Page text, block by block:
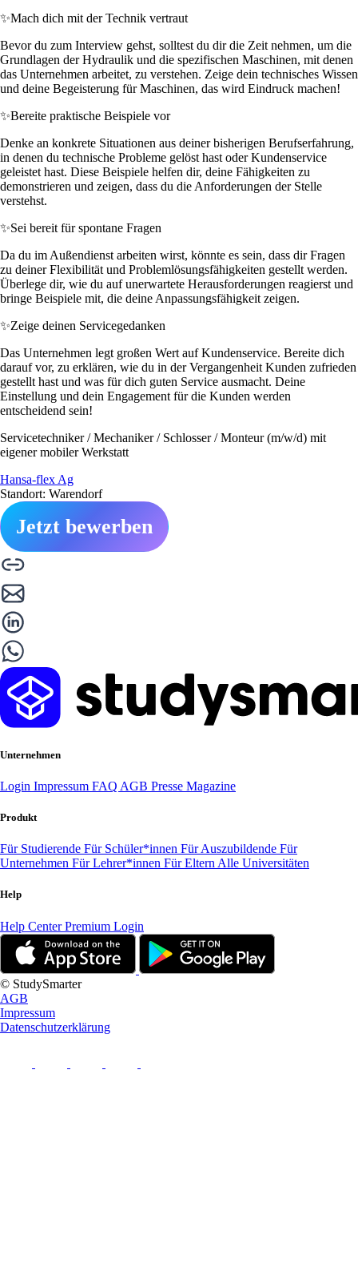
✨Mach dich mit der Technik vertraut
Bevor du zum Interview gehst, solltest du dir die Zeit nehmen, um die
Grundlagen der Hydraulik und die spezifischen Maschinen, mit denen
das Unternehmen arbeitet, zu verstehen. Zeige dein technisches Wissen
und deine Begeisterung für Maschinen, das wird Eindruck machen!
✨Bereite praktische Beispiele vor
Denke an konkrete Situationen aus deiner bisherigen Berufserfahrung,
in denen du technische Probleme gelöst hast oder Kundenservice
geleistet hast. Diese Beispiele helfen dir, deine Fähigkeiten zu
demonstrieren und zeigen, dass du die Anforderungen der Stelle
verstehst.
✨Sei bereit für spontane Fragen
Da du im Außendienst arbeiten wirst, könnte es sein, dass dir Fragen
zu deiner Flexibilität und Problemlösungsfähigkeiten gestellt werden.
Überlege dir, wie du auf unerwartete Herausforderungen reagierst und
bringe Beispiele mit, die deine Anpassungsfähigkeit zeigen.
✨Zeige deinen Servicegedanken
Das Unternehmen legt großen Wert auf Kundenservice. Bereite dich
darauf vor, zu erklären, wie du in der Vergangenheit Kunden zufrieden
gestellt hast und was für dich guten Service ausmacht. Deine
Einstellung und dein Engagement für die Kunden werden
entscheidend sein!
Servicetechniker / Mechaniker / Schlosser / Monteur (m/w/d) mit
eigener mobiler Werkstatt
Hansa-flex Ag
Standort: Warendorf
Jetzt bewerben
Unternehmen
Login Impressum FAQ AGB Presse Magazine
Produkt
Für Studierende Für Schüler*innen Für Auszubildende Für
Unternehmen Für Lehrer*innen Für Eltern Alle Universitäten
Help
Help CenterPremium Login
© StudySmarter
AGB
Impressum
Datenschutzerklärung